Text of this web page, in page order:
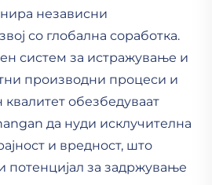
независни
со глобална соработка.
систем за истражување и
производни процеси и
квалитет обезбедуваат
да нуди исклучителна
и вредност, што
потенцијал за задржување